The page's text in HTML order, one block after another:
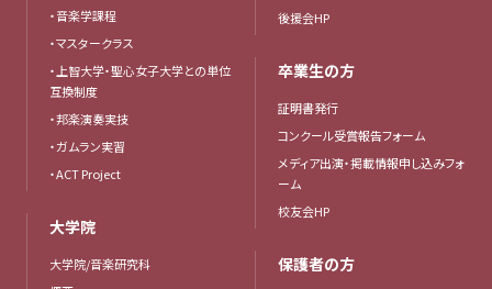
・音楽学課程
・マスタークラス
・上智大学・聖心女子大学との単位
互換制度
・邦楽演奏実技
・ガムラン実習
・ACT Project
大学院
大学院/音楽研究科
後援会HP
卒業生の方
証明書発行
コンクール受賞報告フォーム
メディア出演・掲載情報申し込みフォ
ーム
校友会HP
保護者の方